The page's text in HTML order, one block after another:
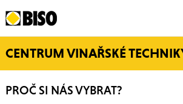
CENTRUM VINAŘSKÉ
PROČ SI NÁS VYBRAT?